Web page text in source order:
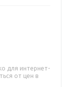
для интернет-
от цен в